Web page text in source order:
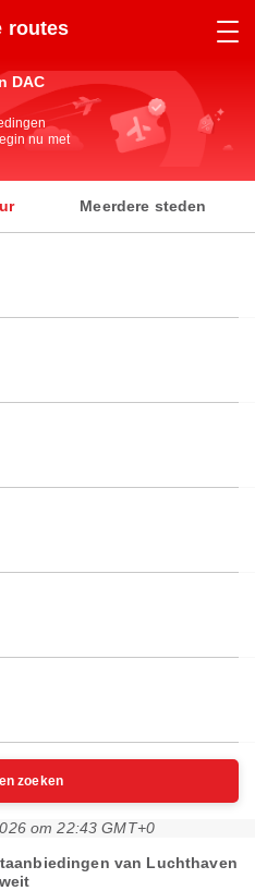
routes
DAC
nu met
Meerdere steden
zoeken
om 22:43 GMT+0
van Luchthaven